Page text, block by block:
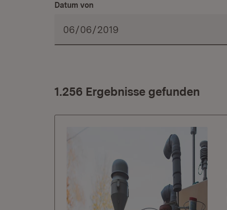
Datum von
1.256 Ergebnisse gefunden